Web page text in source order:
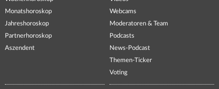
Monatshoroskop
Jahreshoroskop
Partnerhoroskop
Aszendent
Webcams
Moderatoren & Team
Podcasts
News-Podcast
Themen-Ticker
Voting